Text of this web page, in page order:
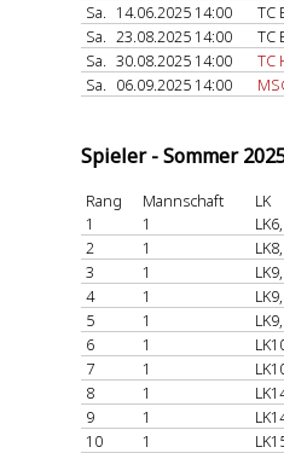
Sa. 14.06.2025 14:00
TC
Sa. 23.08.2025 14:00
TC
Sa. 30.08.2025 14:00
TC
Sa. 06.09.2025 14:00
Spieler - Sommer
Rang Mannschaft
LK
1
1
2
1
3
1
4
1
5
1
6
1
7
1
8
1
9
1
10
1